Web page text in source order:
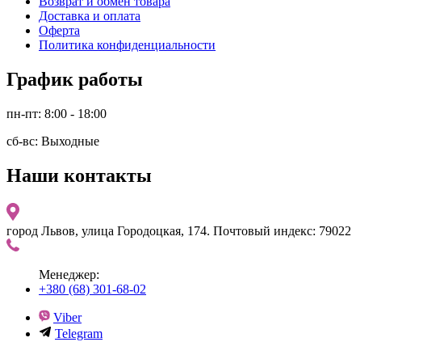
Доставка и оплата
Оферта
Политика конфиденциальности
График работы
пн-пт: 8:00 - 18:00
сб-вс: Выходные
Наши контакты
город Львов, улица Городоцкая, 174. Почтовый индекс: 79022
Менеджер:
+380 (68) 301-68-02
Viber
Telegram